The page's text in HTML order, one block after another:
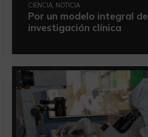
CIENCIA, NOTICIA
Por un modelo integral de
investigación clínica